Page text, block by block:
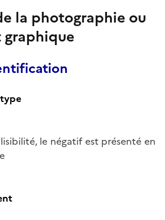
la photographie ou
le négatif est présenté en